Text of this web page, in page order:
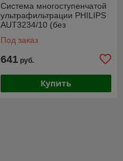
Система многоступенчатой
ультрафильтрации PHILIPS
AUT3234/10 (без
Под заказ
641 руб.
Купить